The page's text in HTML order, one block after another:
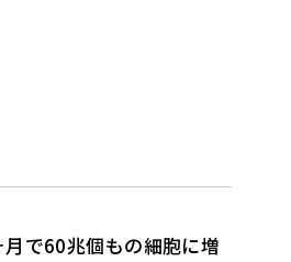
で60兆個もの細胞に増